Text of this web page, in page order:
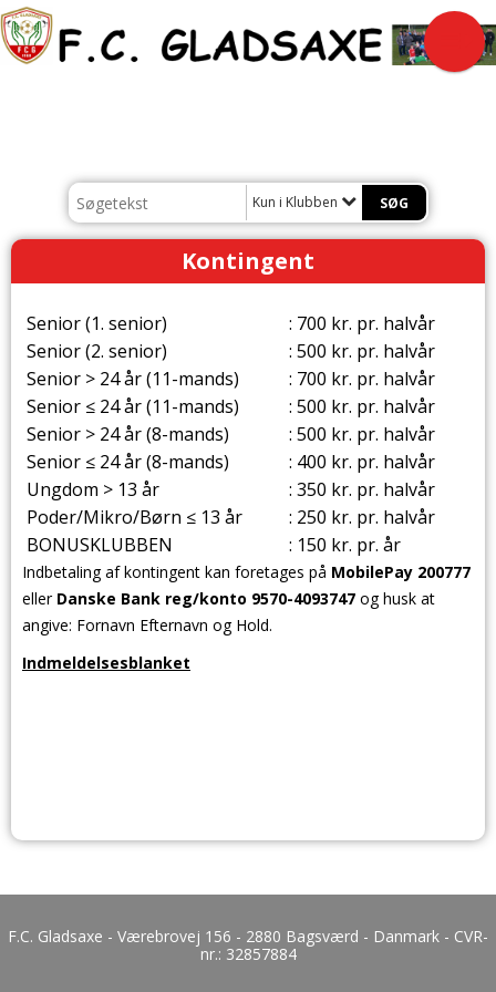
Kun i Klubben
Kontingent
Senior(1. senior)
: 700 kr. pr. halvår
Senior(2. senior)
: 500 kr. pr. halvår
Senior > 24 år (11-mands)
: 700 kr. pr. halvår
Senior ≤ 24 år (11-mands)
: 500 kr. pr. halvår
Senior > 24 år (8-mands)
: 500 kr. pr. halvår
Senior ≤ 24 år (8-mands)
: 400 kr. pr. halvår
Ungdom > 13 år
: 350 kr. pr. halvår
Poder/Mikro/Børn ≤ 13 år
: 250 kr. pr. halvår
BONUSKLUBBEN
: 150 kr. pr. år
Indbetaling af kontingent kan foretages på MobilePay 200777
eller Danske Bank reg/konto 9570-4093747 og husk at
angive: Fornavn Efternavn og Hold.
Indmeldelsesblanket
F.C. Gladsaxe - Værebrovej 156 - 2880 Bagsværd - Danmark - CVR-
nr.: 32857884